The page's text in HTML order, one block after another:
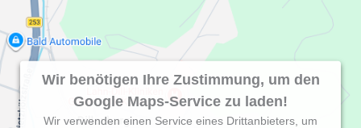
Wir benötigen Ihre Zustimmung, um den
Google Maps-Service zu laden!
Wir verwenden einen Service eines Drittanbieters, um